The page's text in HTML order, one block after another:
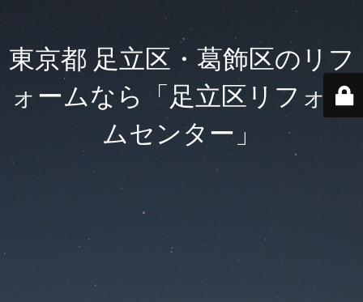
東京都 足立区・葛飾区のリフ
ォームなら「足立区リフォー
ムセンター」